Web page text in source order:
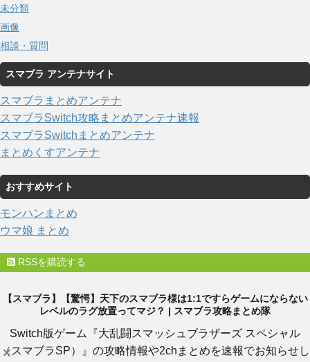
未分類
画像
相談・質問
スマブラ アンテナサイト
スマブラまとめアンテナ
スマブラSwitch攻略まとめアンテナ速報
スマブラSwitchまとめアンテナ
まとめくすアンテナ
おすすめサイト
モンハンまとめ
ウマ娘 まとめ
RSSを購読する
×
【スマブラ】【驚愕】天下のスマブラ様は1:1ですらゲームにならない
レベルのラグ放置ってマジ？ | スマブラ攻略まとめ隊
Switch版ゲーム『大乱闘スマッシュブラザーズ スペシャル
（スマブラSP）』の攻略情報や2chまとめを速報でお知らせし